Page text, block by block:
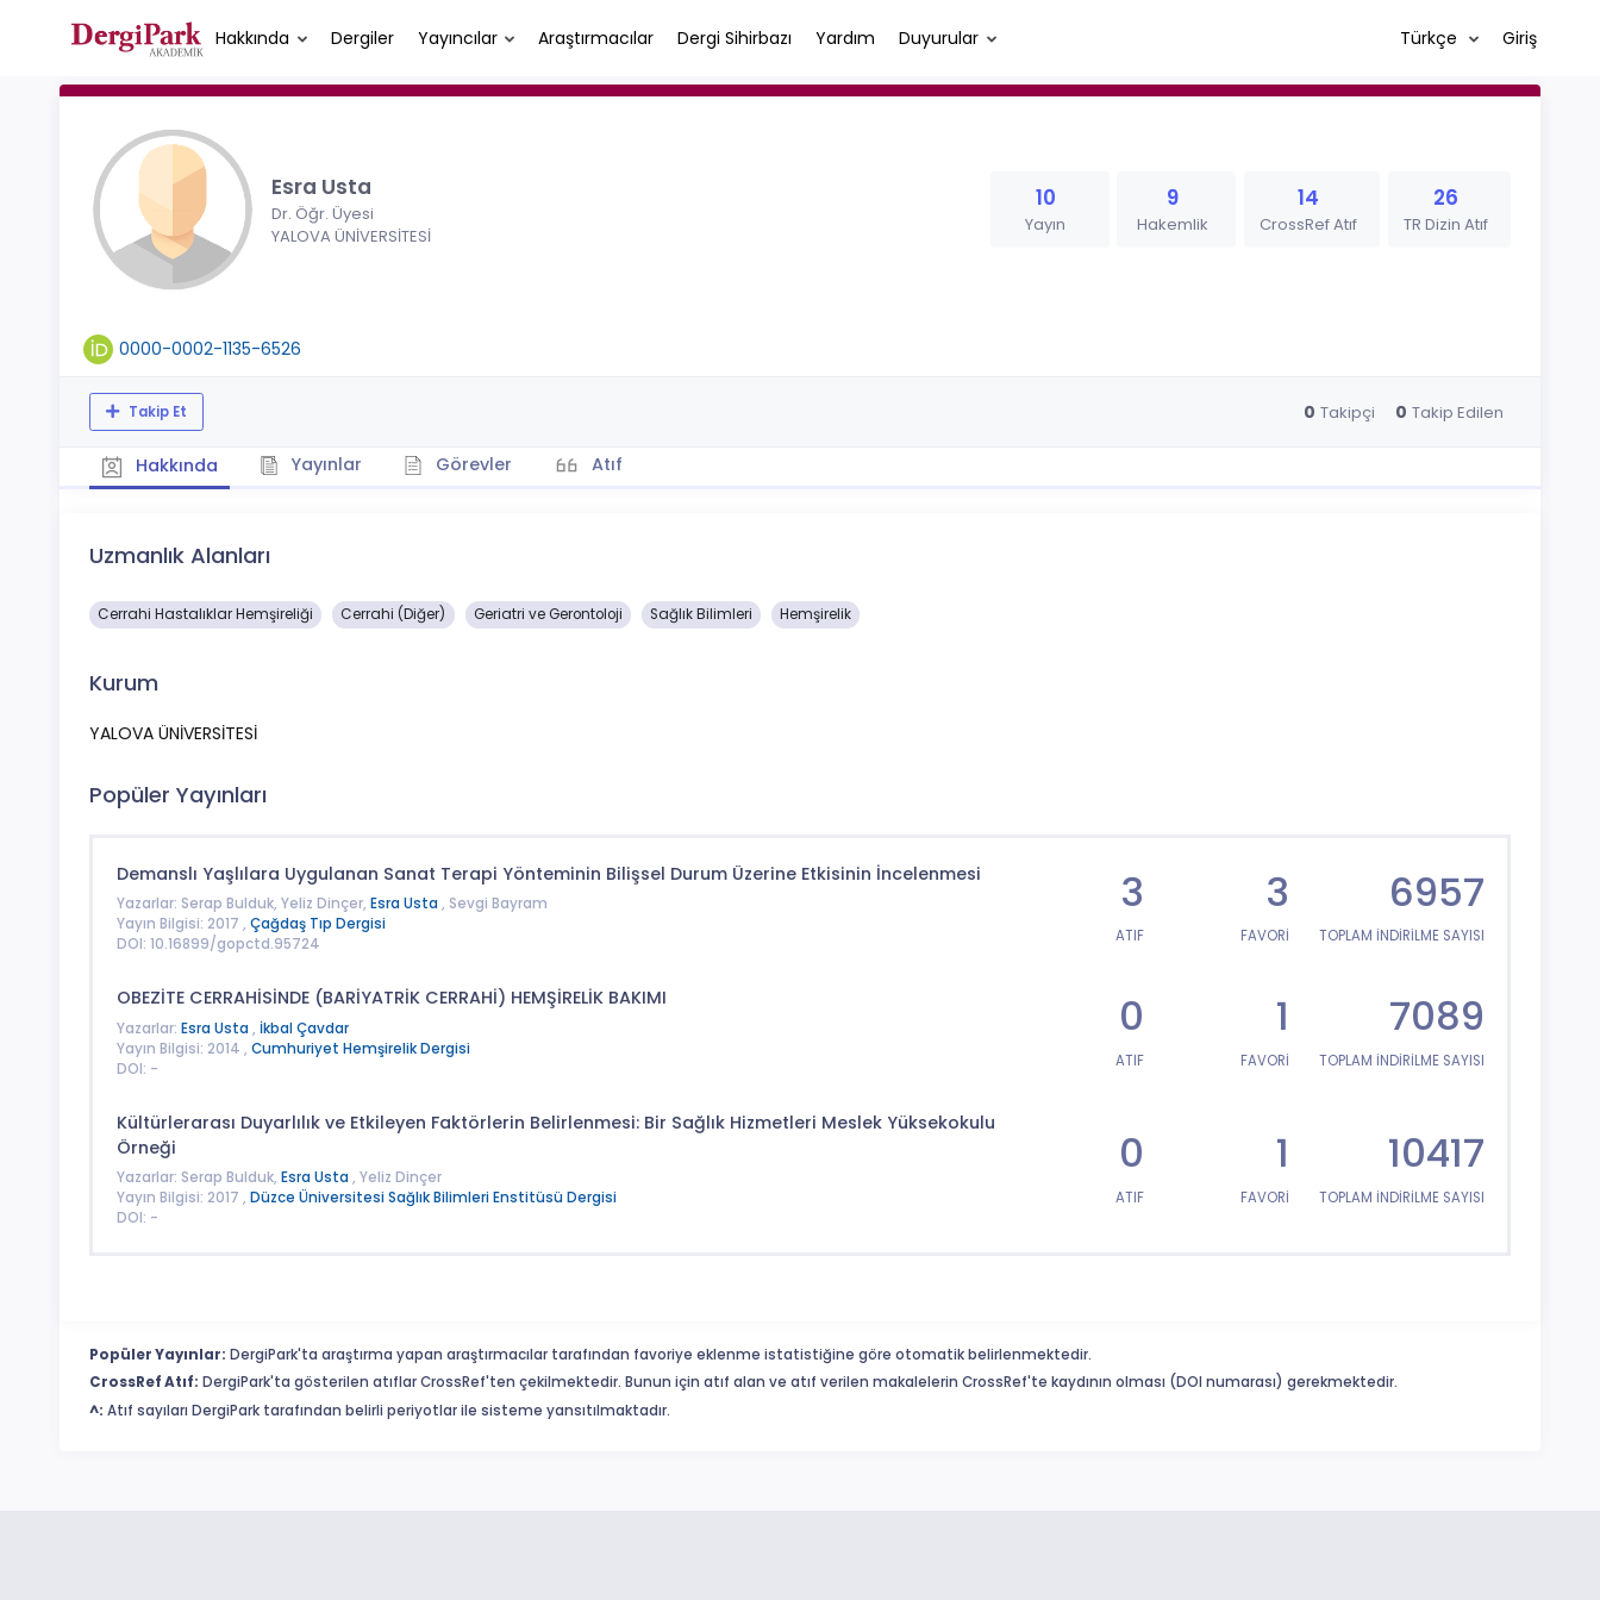
Hakkında Dergiler Yayıncılar Araştırmacılar Dergi Sihirbazı Yardım Duyurular Türkçe Giriş
Esra Usta
Dr. Öğr. Üyesi
YALOVA ÜNİVERSİTESİ
10
Yayın
9
Hakemlik
14
CrossRef Atıf
26
TR Dizin Atıf
0000-0002-1135-6526
Takip Et 0 Takipçi 0 Takip Edilen
Hakkında Yayınlar Görevler Atıf
Uzmanlık Alanları
Cerrahi Hastalıklar Hemşireliği Cerrahi (Diğer) Geriatri ve Gerontoloji Sağlık Bilimleri Hemşirelik
Kurum
YALOVA ÜNİVERSİTESİ
Popüler Yayınları
Demanslı Yaşlılara Uygulanan Sanat Terapi Yönteminin Bilişsel Durum Üzerine Etkisinin İncelenmesi
Yazarlar: Serap Bulduk, Yeliz Dinçer, Esra Usta , Sevgi Bayram
Yayın Bilgisi: 2017 , Çağdaş Tıp Dergisi
DOI: 10.16899/gopctd.95724
3
ATIF
3
FAVORİ
6957
TOPLAM İNDİRİLME SAYISI
OBEZİTE CERRAHİSİNDE (BARİYATRİK CERRAHİ) HEMŞİRELİK BAKIMI
Yazarlar: Esra Usta , İkbal Çavdar
Yayın Bilgisi: 2014 , Cumhuriyet Hemşirelik Dergisi
DOI: -
0
ATIF
1
FAVORİ
7089
TOPLAM İNDİRİLME SAYISI
Kültürlerarası Duyarlılık ve Etkileyen Faktörlerin Belirlenmesi: Bir Sağlık Hizmetleri Meslek Yüksekokulu
Örneği
Yazarlar: Serap Bulduk, Esra Usta , Yeliz Dinçer
Yayın Bilgisi: 2017 , Düzce Üniversitesi Sağlık Bilimleri Enstitüsü Dergisi
DOI: -
0
ATIF
1
FAVORİ
10417
TOPLAM İNDİRİLME SAYISI
Popüler Yayınlar: DergiPark'ta araştırma yapan araştırmacılar tarafından favoriye eklenme istatistiğine göre otomatik belirlenmektedir.
CrossRef Atıf: DergiPark'ta gösterilen atıflar CrossRef'ten çekilmektedir. Bunun için atıf alan ve atıf verilen makalelerin CrossRef'te kaydının olması (DOI numarası) gerekmektedir.
^: Atıf sayıları DergiPark tarafından belirli periyotlar ile sisteme yansıtılmaktadır.